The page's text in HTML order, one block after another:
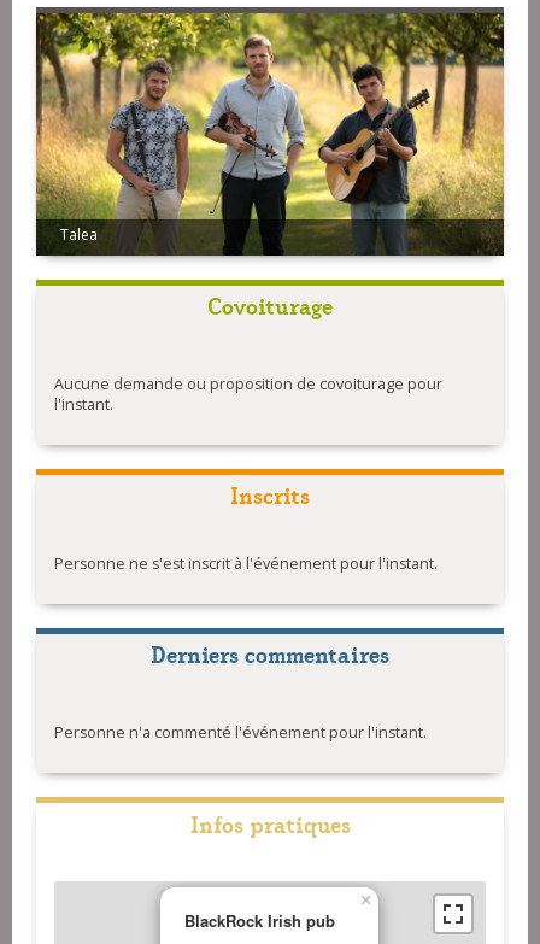
Talea
Covoiturage
Aucune demande ou proposition de covoiturage pour
l'instant.
Inscrits
Personne ne s'est inscrit à l'événement pour l'instant.
Derniers commentaires
Personne n'a commenté l'événement pour l'instant.
Infos pratiques
BlackRock Irish pub
×